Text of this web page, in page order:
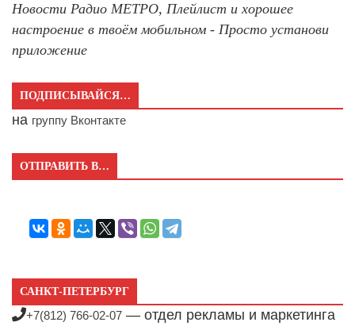
Новости Радио МЕТРО, Плейлист и хорошее
настроение в твоём мобильном - Просто установи
приложение
ПОДПИСЫВАЙСЯ…
на группу Вконтакте
ОТПРАВИТЬ В…
САНКТ-ПЕТЕРБУРГ
+7(812) 766-02-07 — отдел рекламы и маркетинга